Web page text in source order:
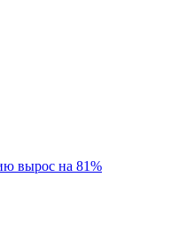
вырос на 81%